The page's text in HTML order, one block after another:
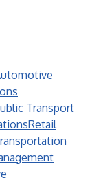
Transport
Retail